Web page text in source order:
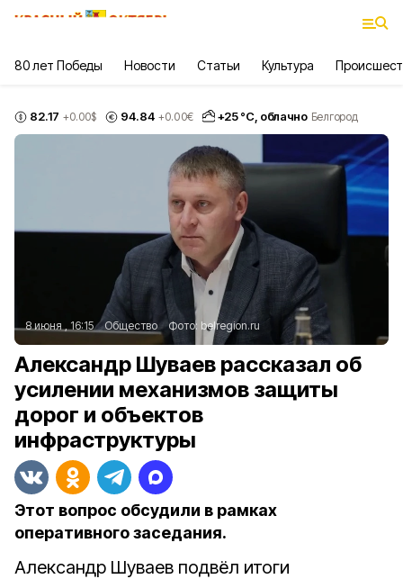
80 лет Победы Новости Статьи Культура
82.17 +0.00$ 94.84 +0.00€ +25°С, облачно Белгород
8 июня , 16:15 Общество Фото: belregion.ru
Александр Шуваев рассказал об
усилении механизмов защиты
дорог и объектов
инфраструктуры
Этот вопрос обсудили в рамках
оперативного заседания.
Александр Шуваев подвёл итоги